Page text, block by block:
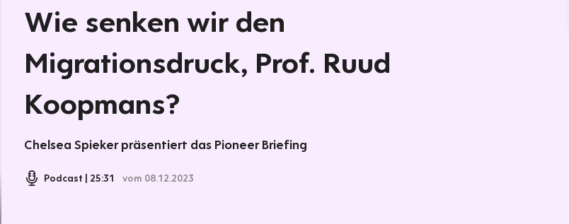
Wie senken wir den
Migrationsdruck, Prof. Ruud
Koopmans?
Chelsea Spieker präsentiert das Pioneer Briefing
Podcast 25:31 vom 08.12.2023